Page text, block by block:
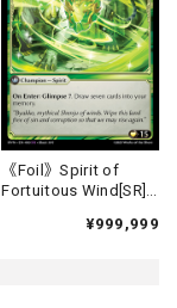
《Foil》Spirit of
Fortuitous Wind[SR]
¥999,999